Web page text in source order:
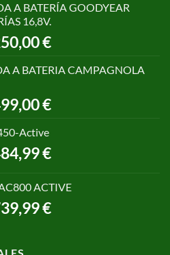
era:
1.055,00 €.
es:
A BATERÍA GOODYEAR
16,8V.
€.
€El
actual
250,00 €.
A BATERIA CAMPAGNOLA
€.
€El
499,00 €.
Active
€.
€El
es:
484,99 €.
ACTIVE
€El